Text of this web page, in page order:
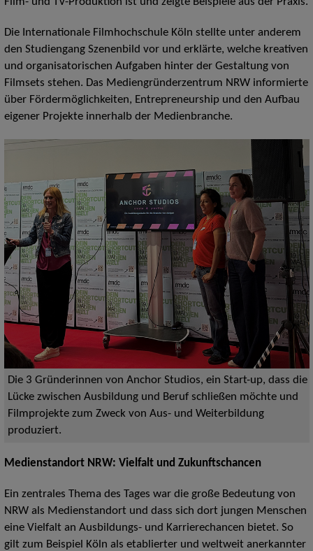
Film- und TV-Produktion ist und zeigte Beispiele aus der Praxis.
Die Internationale Filmhochschule Köln stellte unter anderem
den Studiengang Szenenbild vor und erklärte, welche kreativen
und organisatorischen Aufgaben hinter der Gestaltung von
Filmsets stehen. Das Mediengründerzentrum NRW informierte
über Fördermöglichkeiten, Entrepreneurship und den Aufbau
eigener Projekte innerhalb der Medienbranche.
Die 3 Gründerinnen von Anchor Studios, ein Start-up, dass die
Lücke zwischen Ausbildung und Beruf schließen möchte und
Filmprojekte zum Zweck von Aus- und Weiterbildung
produziert.
Medienstandort NRW: Vielfalt und Zukunftschancen
Ein zentrales Thema des Tages war die große Bedeutung von
NRW als Medienstandort und dass sich dort jungen Menschen
eine Vielfalt an Ausbildungs- und Karrierechancen bietet. So
gilt zum Beispiel Köln als etablierter und weltweit anerkannter